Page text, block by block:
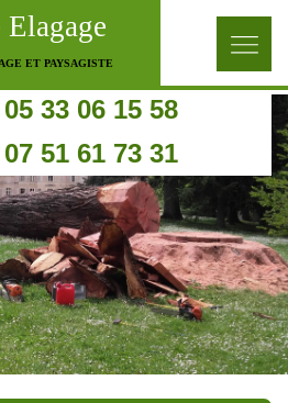
Elagage
ET PAYSAGISTE
05 33 06 15 58
07 51 61 73 31